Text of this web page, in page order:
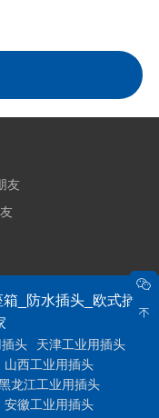
_防水插头_欧式插
头
天津工业用插头
山西工业用插头
龙江工业用插头
安徽工业用插头